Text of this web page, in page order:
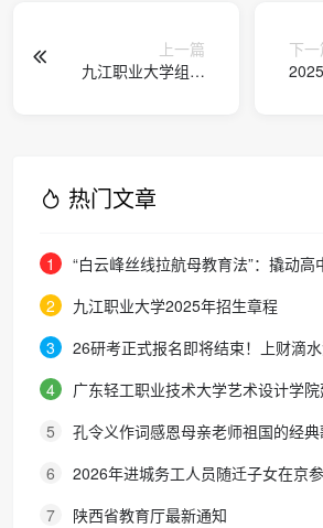
上一篇
九江职业大学组织
下一
热门文章
1
“白云峰丝线拉航母教育法”：撬动
化的必要途径
2
九江职业大学2025年招生章程
3
26研考正式报名即将结束！上财滴
最全报考攻略来了
4
广东轻工职业技术大学艺术设计学
典活动成功举办
5
孔令义作词感恩母亲老师祖国的经
次唱响
6
2026年进城务工人员随迁子女在京
生考试报名通知
7
陕西省教育厅最新通知